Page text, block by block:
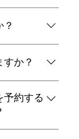
す。全くの初
持ちいただい
か？
ガ＋瞑想（月
予約する